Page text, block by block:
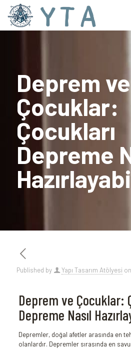
Deprem ve
Çocuklar:
Çocukları
Depreme
Published by Yapı Tasarım Atölyesi on
Deprem ve Çocuklar:
Depreme Nasıl
Depremler, doğal afetler arasında en
olanlardır. Depremler sırasında en